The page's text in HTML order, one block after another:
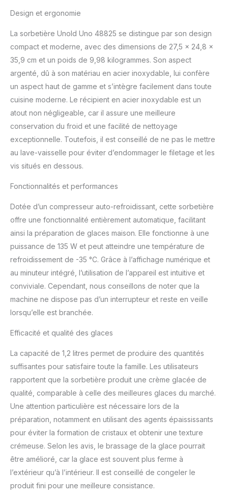
refroidissant entièrement
automatique pour une
production continue de
froid atteint jusqu'à -35
°C et moteur robuste
pour un fonctionnement
continu Écran LCD avec
affichage du temps
numérique, réglable de 5
à 60 minutes Boutons
faciles à utiliser Seau à
nettoyage facile
pour des ingrédients
supplémentaires
240 V~, 50 Hz
Accessoires : manuel
d'utilisation avec
recettes (français non
Design et ergonomie
La sorbetière Unold Uno 48825 se distingue par son design
compact et moderne, avec des dimensions de 27,5 x 24,8 x
35,9 cm et un poids de 9,98 kilogrammes. Son aspect
argenté, dû à son matériau en acier inoxydable, lui confère
un aspect haut de gamme et s’intègre facilement dans toute
cuisine moderne. Le récipient en acier inoxydable est un
atout non négligeable, car il assure une meilleure
conservation du froid et une facilité de nettoyage
exceptionnelle. Toutefois, il est conseillé de ne pas le mettre
au lave-vaisselle pour éviter d’endommager le filetage et les
vis situés en dessous.
Fonctionnalités et performances
Dotée d’un compresseur auto-refroidissant, cette sorbetière
offre une fonctionnalité entièrement automatique, facilitant
ainsi la préparation de glaces maison. Elle fonctionne à une
puissance de 135 W et peut atteindre une température de
refroidissement de -35 °C. Grâce à l’affichage numérique et
au minuteur intégré, l’utilisation de l’appareil est intuitive et
conviviale. Cependant, nous conseillons de noter que la
machine ne dispose pas d’un interrupteur et reste en veille
lorsqu’elle est branchée.
Efficacité et qualité des glaces
La capacité de 1,2 litres permet de produire des quantités
suffisantes pour satisfaire toute la famille. Les utilisateurs
rapportent que la sorbetière produit une crème glacée de
qualité, comparable à celle des meilleures glaces du marché.
Une attention particulière est nécessaire lors de la
préparation, notamment en utilisant des agents épaississants
pour éviter la formation de cristaux et obtenir une texture
crémeuse. Selon les avis, le brassage de la glace pourrait
être amélioré, car la glace est souvent plus ferme à
l’extérieur qu’à l’intérieur. Il est conseillé de congeler le
produit fini pour une meilleure consistance.